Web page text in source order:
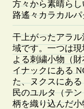
方々から素晴ら
路遙々カラカル
干上がったアラ
域です。一つは
よる刺繍小物（
イナックにある
た、ヌクスにある
民のユルタ（テ
柄を織り込んだ